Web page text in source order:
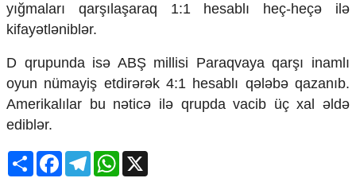
İqtisadiyyat
Energetika
Neft-qaz
Əmək və sosial siyasət
Kənd təsərrüfatı
Hərbi sənaye
Telekommunikasiya və nəqliyyat
COP29
yığmaları qarşılaşaraq 1:1 hesablı heç-heçə ilə
kifayətləniblər.
D qrupunda isə ABŞ millisi Paraqvaya qarşı inamlı
oyun nümayiş etdirərək 4:1 hesablı qələbə qazanıb.
Amerikalılar bu nəticə ilə qrupda vacib üç xal əldə
ediblər.
ShareFacebookTelegramWhatsApp